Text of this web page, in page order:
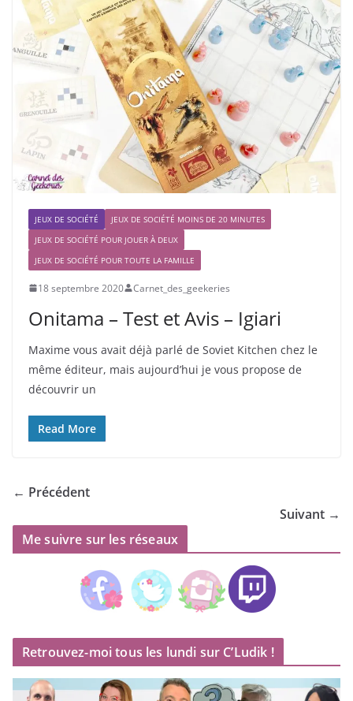
JEUX DE SOCIÉTÉ
JEUX DE SOCIÉTÉ MOINS DE 20 MINUTES
JEUX DE SOCIÉTÉ POUR JOUER À DEUX
JEUX DE SOCIÉTÉ POUR TOUTE LA FAMILLE
18 septembre 2020 Carnet_des_geekeries
Onitama – Test et Avis – Igiari
Maxime vous avait déjà parlé de Soviet Kitchen chez le
même éditeur, mais aujourd’hui je vous propose de
découvrir un
Read More
← Précédent
Suivant →
Me suivre sur les réseaux
Retrouvez-moi tous les lundi sur C’Ludik !